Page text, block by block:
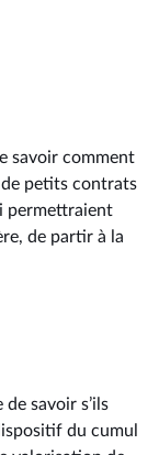
savoir comment
petits contrats
permettraient
de partir à la
de savoir s’ils
du cumul